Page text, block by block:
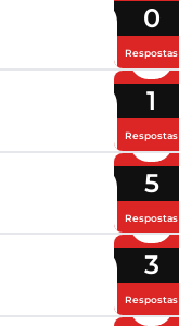
0
Respostas
1
Respostas
5
Respostas
3
Respostas